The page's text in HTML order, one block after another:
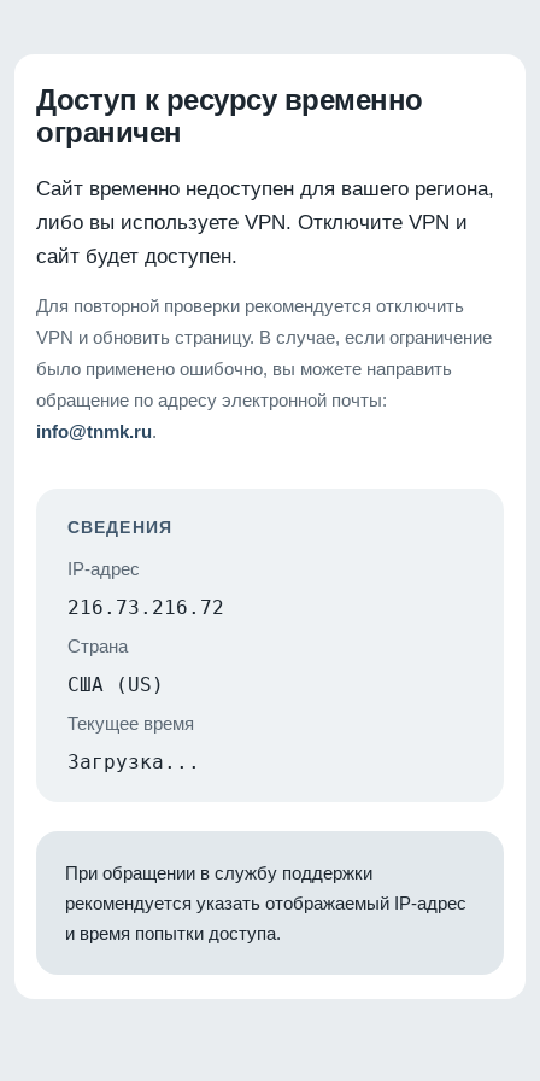
Доступ к ресурсу временно
ограничен
Сайт временно недоступен для вашего региона,
либо вы используете VPN. Отключите VPN и
сайт будет доступен.
Для повторной проверки рекомендуется отключить
VPN и обновить страницу. В случае, если ограничение
было применено ошибочно, вы можете направить
обращение по адресу электронной почты:
info@tnmk.ru.
СВЕДЕНИЯ
IP-адрес
216.73.216.72
Страна
США (US)
Текущее время
Загрузка...
При обращении в службу поддержки
рекомендуется указать отображаемый IP-адрес
и время попытки доступа.